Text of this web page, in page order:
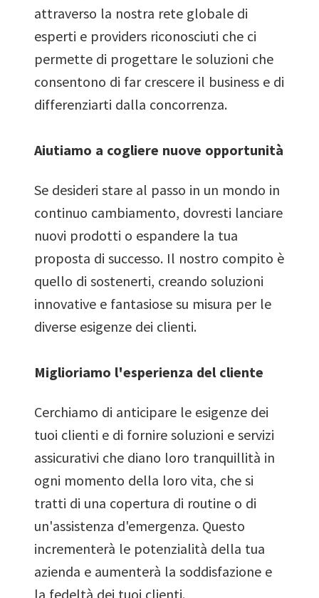
attraverso la nostra rete globale di
esperti e providers riconosciuti che ci
permette di progettare le soluzioni che
consentono di far crescere il business e di
differenziarti dalla concorrenza.
Aiutiamo a cogliere nuove opportunità
Se desideri stare al passo in un mondo in
continuo cambiamento, dovresti lanciare
nuovi prodotti o espandere la tua
proposta di successo. Il nostro compito è
quello di sostenerti, creando soluzioni
innovative e fantasiose su misura per le
diverse esigenze dei clienti.
Miglioriamo l'esperienza del cliente
Cerchiamo di anticipare le esigenze dei
tuoi clienti e di fornire soluzioni e servizi
assicurativi che diano loro tranquillità in
ogni momento della loro vita, che si
tratti di una copertura di routine o di
un'assistenza d'emergenza. Questo
incrementerà le potenzialità della tua
azienda e aumenterà la soddisfazione e
la fedeltà dei tuoi clienti.